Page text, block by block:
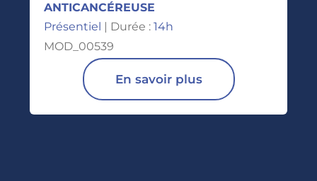
ANTICANCÉREUSE
Présentiel
| Durée : 14h
MOD_00539
En savoir plus